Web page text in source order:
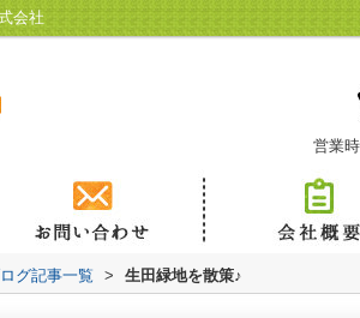
会社
営業
グ記事一覧 > 生田緑地を散策♪